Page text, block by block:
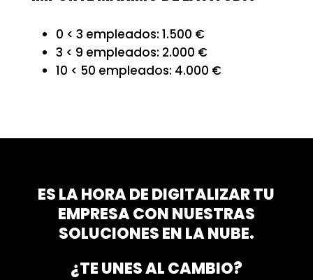
0 < 3 empleados: 1.500 €
3 < 9 empleados: 2.000 €
10 < 50 empleados: 4.000 €
ES LA HORA DE DIGITALIZAR TU
EMPRESA CON NUESTRAS
SOLUCIONES EN LA NUBE.
¿TE UNES AL CAMBIO?